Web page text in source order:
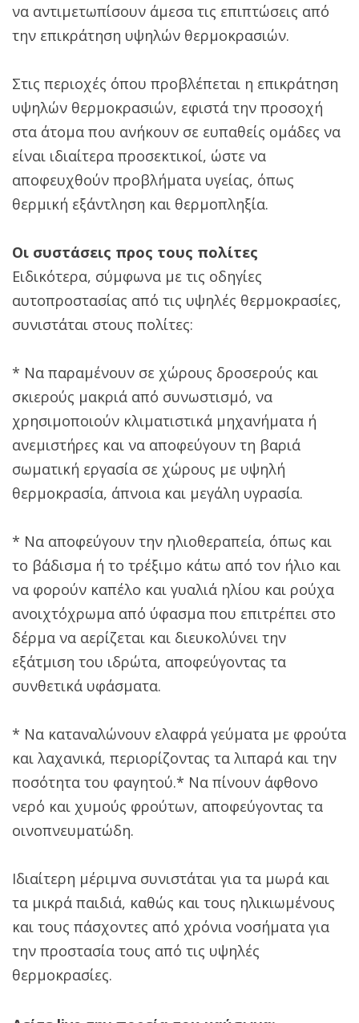
να αντιμετωπίσουν άμεσα τις επιπτώσεις από
την επικράτηση υψηλών θερμοκρασιών.
Στις περιοχές όπου προβλέπεται η επικράτηση
υψηλών θερμοκρασιών, εφιστά την προσοχή
στα άτομα που ανήκουν σε ευπαθείς ομάδες να
είναι ιδιαίτερα προσεκτικοί, ώστε να
αποφευχθούν προβλήματα υγείας, όπως
θερμική εξάντληση και θερμοπληξία.
Οι συστάσεις προς τους πολίτες
Ειδικότερα, σύμφωνα με τις οδηγίες
αυτοπροστασίας από τις υψηλές θερμοκρασίες,
συνιστάται στους πολίτες:
* Να παραμένουν σε χώρους δροσερούς και
σκιερούς μακριά από συνωστισμό, να
χρησιμοποιούν κλιματιστικά μηχανήματα ή
ανεμιστήρες και να αποφεύγουν τη βαριά
σωματική εργασία σε χώρους με υψηλή
θερμοκρασία, άπνοια και μεγάλη υγρασία.
* Να αποφεύγουν την ηλιοθεραπεία, όπως και
το βάδισμα ή το τρέξιμο κάτω από τον ήλιο και
να φορούν καπέλο και γυαλιά ηλίου και ρούχα
ανοιχτόχρωμα από ύφασμα που επιτρέπει στο
δέρμα να αερίζεται και διευκολύνει την
εξάτμιση του ιδρώτα, αποφεύγοντας τα
συνθετικά υφάσματα.
* Να καταναλώνουν ελαφρά γεύματα με φρούτα
και λαχανικά, περιορίζοντας τα λιπαρά και την
ποσότητα του φαγητού.* Να πίνουν άφθονο
νερό και χυμούς φρούτων, αποφεύγοντας τα
οινοπνευματώδη.
Ιδιαίτερη μέριμνα συνιστάται για τα μωρά και
τα μικρά παιδιά, καθώς και τους ηλικιωμένους
και τους πάσχοντες από χρόνια νοσήματα για
την προστασία τους από τις υψηλές
θερμοκρασίες.